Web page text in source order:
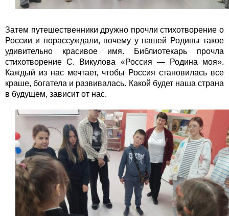
Затем путешественники дружно прочли стихотворение о
России и порассуждали, почему у нашей Родины такое
удивительно красивое имя. Библиотекарь прочла
стихотворение С. Викулова «Россия — Родина моя».
Каждый из нас мечтает, чтобы Россия становилась все
краше, богатела и развивалась. Какой будет наша страна
в будущем, зависит от нас.